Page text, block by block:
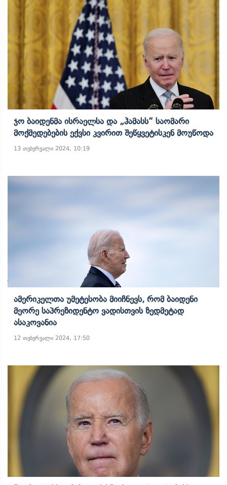
Ჯო Ბაიდენმა Ისრაელსა Და „ჰამასს“ Საომარი
Მოქმედებების Ექვსი Კვირით Შეწყვეტისკენ Მოუწოდა
13 თებერვალი 2024, 10:19
Ამერიკელთა Უმეტესობა Მიიჩნევს, Რომ Ბაიდენი
Მეორე Საპრეზიდენტო Ვადისთვის Ზედმეტად
Ასაკოვანია
12 თებერვალი 2024, 17:50